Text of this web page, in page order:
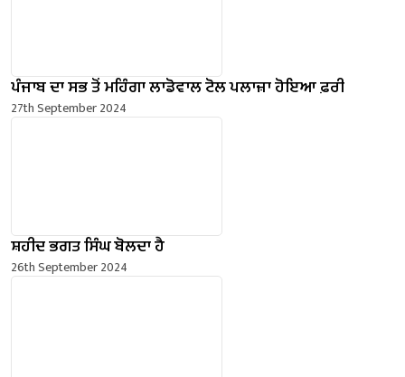
ਪੰਜਾਬ ਦਾ ਸਭ ਤੋਂ ਮਹਿੰਗਾ ਲਾਡੋਵਾਲ ਟੋਲ ਪਲਾਜ਼ਾ ਹੋਇਆ ਫ਼ਰੀ
27th September 2024
ਸ਼ਹੀਦ ਭਗਤ ਸਿੰਘ ਬੋਲਦਾ ਹੈ
26th September 2024